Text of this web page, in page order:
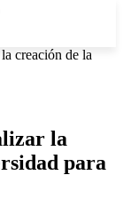
creación de la
la
para